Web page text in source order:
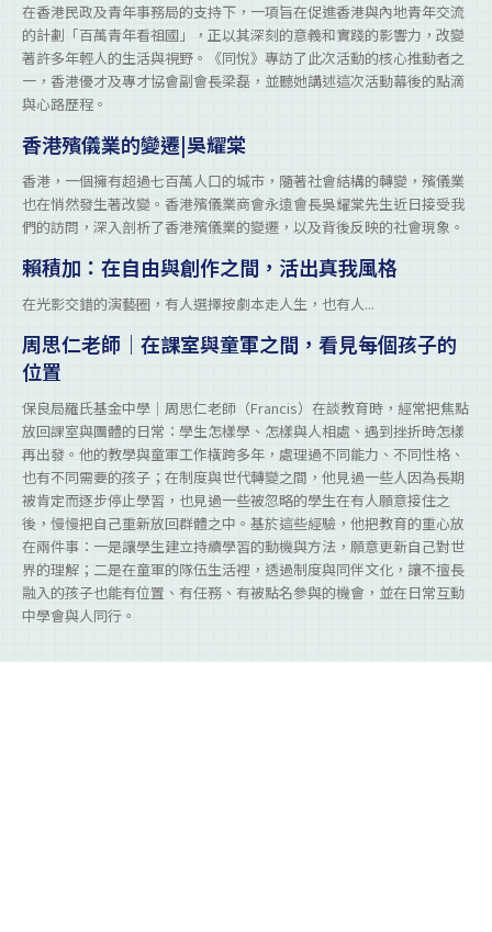
在香港民政及青年事務局的支持下，一項旨在促進香港與內地青年交流
的計劃「百萬青年看祖國」，正以其深刻的意義和實踐的影響力，改變
著許多年輕人的生活與視野。《同悅》專訪了此次活動的核心推動者之
一，香港優才及專才協會副會長梁磊，並聽她講述這次活動幕後的點滴
與心路歷程。
香港殯儀業的變遷|吳耀棠
香港，一個擁有超過七百萬人口的城市，隨著社會結構的轉變，殯儀業
也在悄然發生著改變。香港殯儀業商會永遠會長吳耀棠先生近日接受我
們的訪問，深入剖析了香港殯儀業的變遷，以及背後反映的社會現象。
賴積加：在自由與創作之間，活出真我風格
在光影交錯的演藝圈，有人選擇按劇本走人生，也有人...
周思仁老師｜在課室與童軍之間，看見每個孩子的
位置
保良局羅氏基金中學｜周思仁老師（Francis）在談教育時，經常把焦點
放回課室與團體的日常：學生怎樣學、怎樣與人相處、遇到挫折時怎樣
再出發。他的教學與童軍工作橫跨多年，處理過不同能力、不同性格、
也有不同需要的孩子；在制度與世代轉變之間，他見過一些人因為長期
被肯定而逐步停止學習，也見過一些被忽略的學生在有人願意接住之
後，慢慢把自己重新放回群體之中。基於這些經驗，他把教育的重心放
在兩件事：一是讓學生建立持續學習的動機與方法，願意更新自己對世
界的理解；二是在童軍的隊伍生活裡，透過制度與同伴文化，讓不擅長
融入的孩子也能有位置、有任務、有被點名參與的機會，並在日常互動
中學會與人同行。